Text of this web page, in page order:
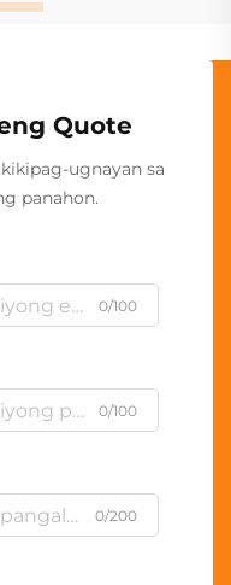
Quote
ugnayan sa
panahon.
0/100
0/100
0/200